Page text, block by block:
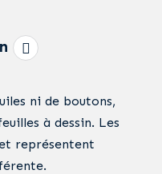
ni de boutons,
à dessin. Les
représentent